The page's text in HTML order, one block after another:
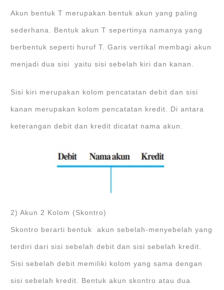
Akun bentuk T merupakan bentuk akun yang paling
sederhana. Bentuk akun T sepertinya namanya yang
berbentuk seperti huruf T. Garis vertikal membagi akun
menjadi dua sisi yaitu sisi sebelah kiri dan kanan.
Sisi kiri merupakan kolom pencatatan debit dan sisi
kanan merupakan kolom pencatatan kredit. Di antara
keterangan debit dan kredit dicatat nama akun.
2) Akun 2 Kolom (Skontro)
Skontro berarti bentuk akun sebelah-menyebelah yang
terdiri dari sisi sebelah debit dan sisi sebelah kredit.
Sisi sebelah debit memiliki kolom yang sama dengan
sisi sebelah kredit. Bentuk akun skontro atau dua